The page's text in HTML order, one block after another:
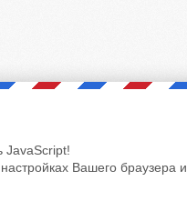
JavaScript!
Вашего браузера и